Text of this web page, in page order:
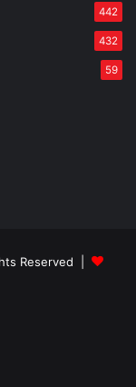
442
432
59
Reserved |